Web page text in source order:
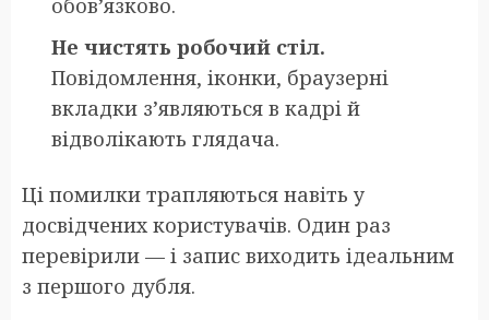
обов’язково.
Не чистять робочий стіл.
Повідомлення, іконки, браузерні
вкладки з’являються в кадрі й
відволікають глядача.
Ці помилки трапляються навіть у
досвідчених користувачів. Один раз
перевірили — і запис виходить ідеальним
з першого дубля.